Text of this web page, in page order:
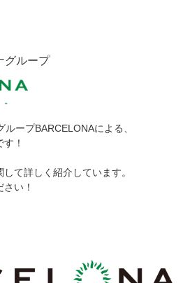
グループ
ープBARCELONAによる、
！
て詳しく紹介しています。
い！